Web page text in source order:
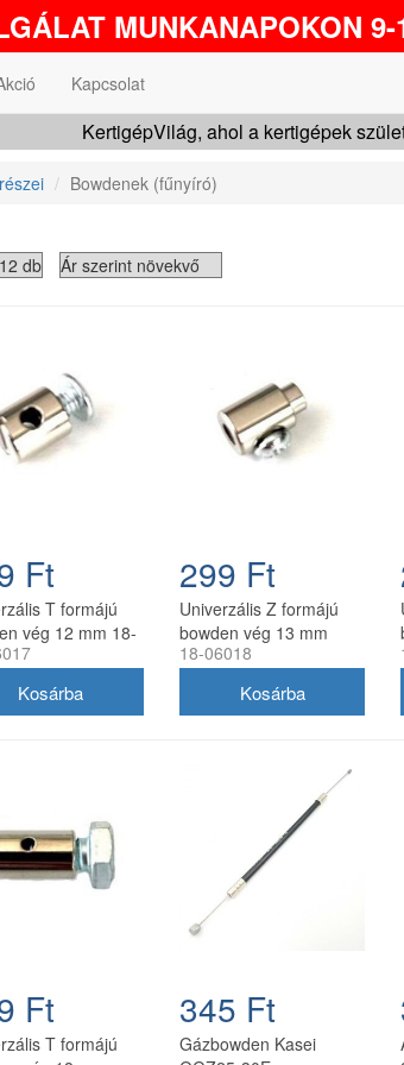
MUNKANAPOKON
Kapcsolat
KertigépVilág, ahol a kertigépek
Bowdenek (fűnyíró)
Ft
T formájú
vég 12 mm 18-
299 Ft
Univerzális Z formájú
bowden vég 13 mm
EVEREST
18-06018
Ft
T formájú
345 Ft
Gázbowden Kasei